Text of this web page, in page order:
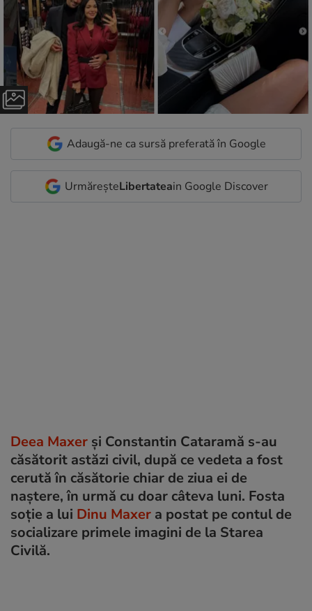
Adaugă-ne ca sursă preferată în Google
UrmăreșteLibertateain Google Discover
Deea Maxer și Constantin Cataramă s-au
căsătorit astăzi civil, după ce vedeta a fost
cerută în căsătorie chiar de ziua ei de
naștere, în urmă cu doar câteva luni. Fosta
soție a lui Dinu Maxer a postat pe contul de
socializare primele imagini de la Starea
Civilă.